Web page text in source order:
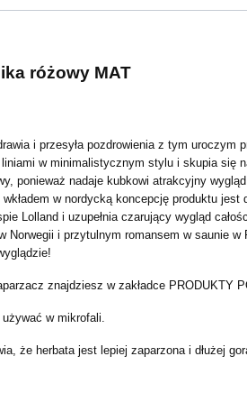
różowy MAT
i przesyła pozdrowienia z tym
w minimalistycznym stylu i skupia się
ponieważ nadaje kubkowi atrakcyjny
w nordycką koncepcję produktu
Lolland i uzupełnia czarujący wygląd
Norwegii i przytulnym romansem w saunie
znajdziesz w zakładce PRODUKTY
w mikrofali.
że herbata jest lepiej zaparzona i dłużej